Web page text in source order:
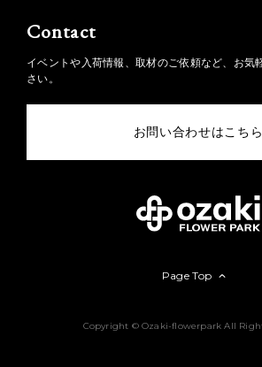
Contact
イベントや入荷情報、取材のご依頼など、お気
さい。
お問い合わせはこちら
Copyright © Ozaki-flowerpark All
Page Top